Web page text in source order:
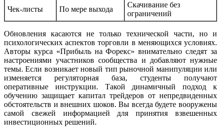
Чек-листы По мере выхода
Скачивание без
ограничений
Обновления касаются не только технической части, но и
психологических аспектов торговли в меняющихся условиях.
Авторы курса «Прибыль на Форекс» внимательно следят за
настроениями участников сообщества и добавляют нужные
темы. Если возникает новый тип рыночной манипуляции или
изменяется регуляторная база, студенты получают
оперативные инструкции. Такой динамичный подход к
обучению защищает капитал трейдеров от непредвиденных
обстоятельств и внешних шоков. Вы всегда будете вооружены
самой свежей информацией для принятия взвешенных
инвестиционных решений.